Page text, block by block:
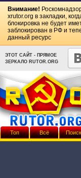
Внимание!
xrutor.org в закладки,
блокировка не будет
заблокирован в РФ и
данный ресурс
ЭТОТ САЙТ - ПРЯМОЕ
ЗЕРКАЛО RUTOR.ORG